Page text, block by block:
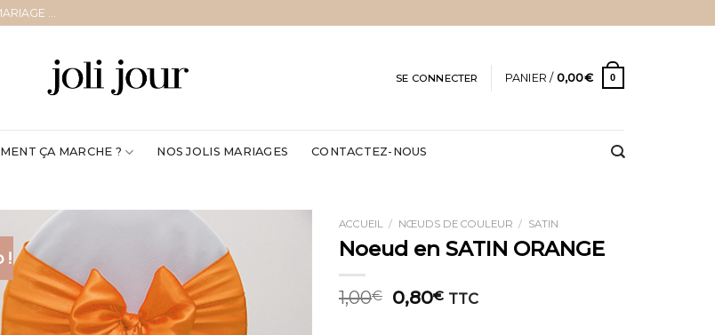
...
SE CONNECTER PANIER / 0,00€ 0
ÇA MARCHE ? NOS JOLIS MARIAGES CONTACTEZ-NOUS
!
ACCUEIL / NŒUDS DE COULEUR / SATIN
Noeud en SATIN ORANGE
1,00€
Le
prix
0,80€Le
TTC